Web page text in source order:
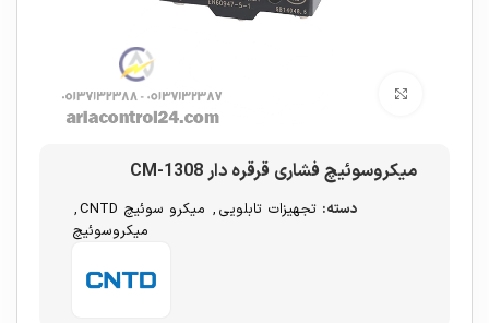
میکروسوئیچ فشاری قرقره دار CM-1308
دسته: تجهیزات تابلویی , میکرو سوئیچ CNTD
,
میکروسوئیچ